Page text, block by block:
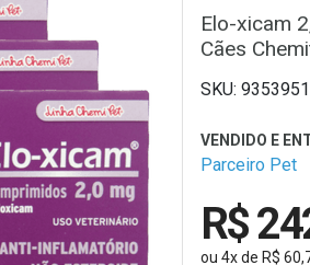
Elo-xicam
Cães
Parceiro Pet
R$
ou 4xde R$